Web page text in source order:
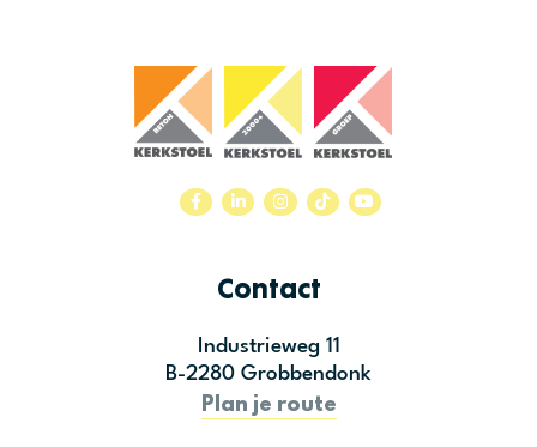
Contact
Industrieweg 11
B-2280 Grobbendonk
Plan je route